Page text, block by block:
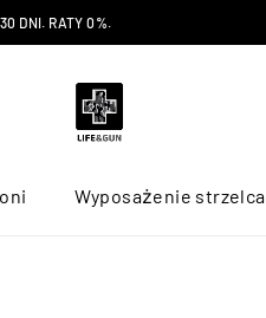
DNI. RATY 0%.
Wyposażenie strzelca